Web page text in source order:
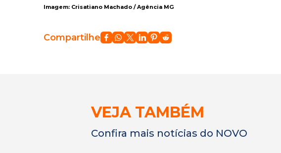
Imagem: Crisatiano Machado / Agência MG
Compartilhe
VEJA TAMBÉM
Confira mais notícias do NOVO